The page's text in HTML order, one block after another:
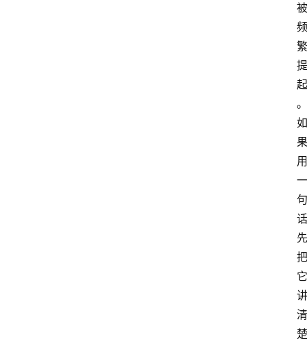
被
频
繁
提
起
。
如
果
用
一
句
话
先
把
它
讲
清
楚